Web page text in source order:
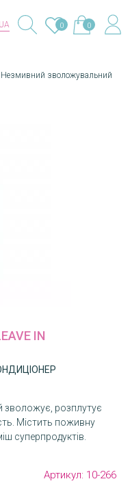
UA 0 0
Незмивний зволожувальний
IN
зволожує, розплутує
Містить поживну
суперпродуктів.
Артикул: 10-266